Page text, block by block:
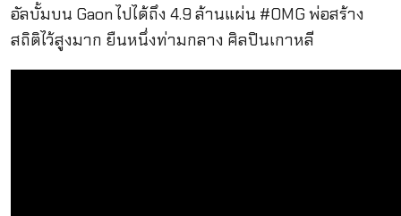
อัลบั้มบน Gaon ไปได้ถึง 4.9 ล้านแผ่น #OMG พ่อสร้าง
สถิติไว้สูงมาก ยืนหนึ่งท่ามกลาง ศิลปินเกาหลี